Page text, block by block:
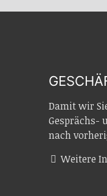
Damit wir
Gesprächs-
nach
Weitere